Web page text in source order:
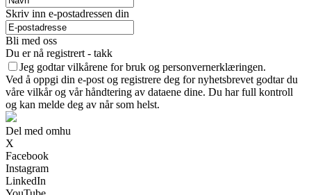
Skriv inn e-postadressen din
Bli med oss
Du er nå registrert - takk
Jeg godtar vilkårene for bruk og personvernerklæringen.
Ved å oppgi din e-post og registrere deg for nyhetsbrevet godtar du
våre vilkår og vår håndtering av dataene dine. Du har full kontroll
og kan melde deg av når som helst.
Del med omhu
X
Facebook
Instagram
LinkedIn